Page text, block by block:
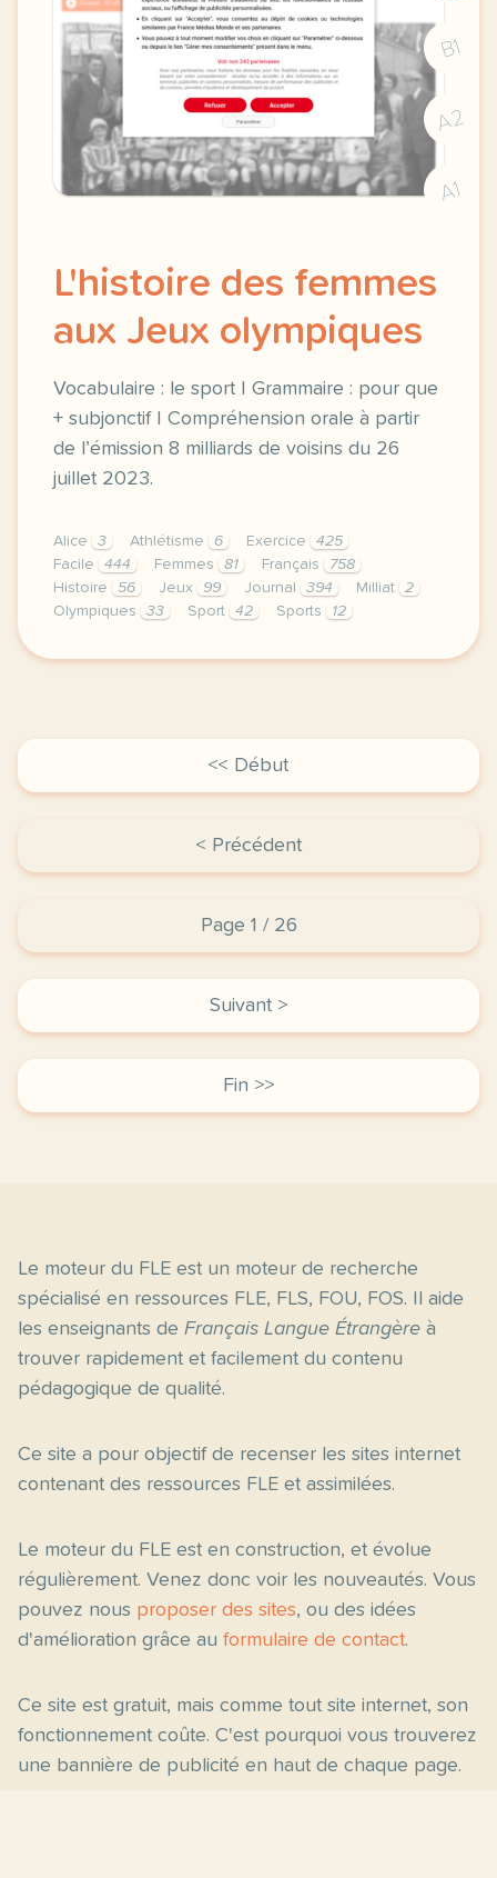
B1
A2
A1
L'histoire des femmes
aux Jeux olympiques
Vocabulaire : le sport | Grammaire : pour que
+ subjonctif | Compréhension orale à partir
de l’émission 8 milliards de voisins du 26
juillet 2023.
Alice 3 Athlétisme 6 Exercice
425
Facile
444 Femmes 81 Français
758
Histoire
56 Jeux 99 Journal 394 Milliat
2
Olympiques
33 Sport 42 Sports 12
exercice b1 l histoire des femmes aux jeux
<< Début
< Précédent
Page 1 / 26
Suivant >
Fin >>
Le moteur du FLE est un moteur de recherche
spécialisé en ressources FLE, FLS, FOU, FOS. Il aide
les enseignants de Français Langue Étrangère à
trouver rapidement et facilement du contenu
pédagogique de qualité.
Ce site a pour objectif de recenser les sites internet
contenant des ressources FLE et assimilées.
Le moteur du FLE est en construction, et évolue
régulièrement. Venez donc voir les nouveautés. Vous
pouvez nous proposer des sites, ou des idées
d'amélioration grâce au formulaire de contact.
Ce site est gratuit, mais comme tout site internet, son
fonctionnement coûte. C'est pourquoi vous trouverez
une bannière de publicité en haut de chaque page.